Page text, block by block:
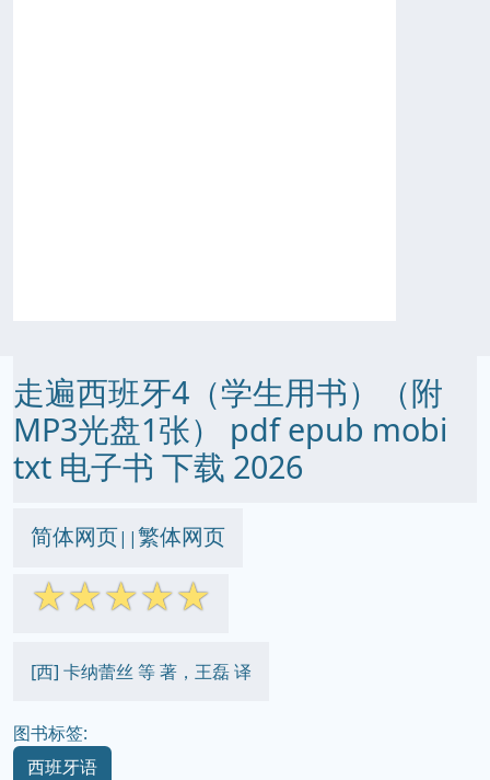
走遍西班牙4（学生用书）（附
MP3光盘1张） pdf epub mobi
txt 电子书 下载 2026
简体网页||繁体网页
☆☆☆☆☆
[西] 卡纳蕾丝 等 著，王磊 译
图书标签:
西班牙语